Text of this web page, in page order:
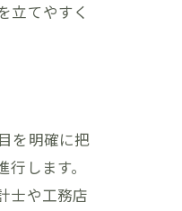
立てやすく
を明確に把
します。
士や工務店